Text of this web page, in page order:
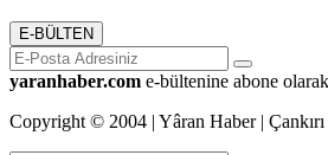
E-BÜLTEN
yaranhaber.com e-bültenine abone
Copyright © 2004 | Yâran Haber | Çankırı